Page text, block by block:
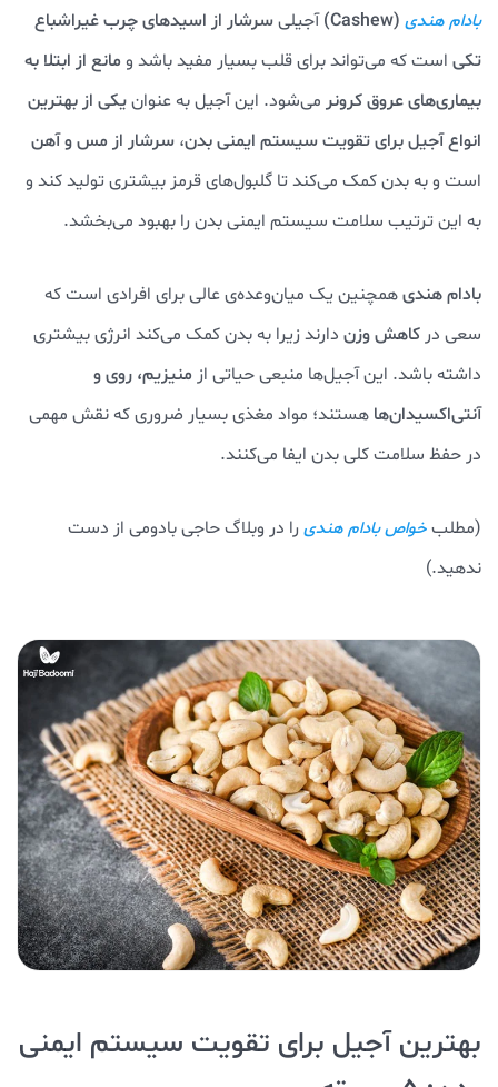
بادام هندی (Cashew) آجیلیسرشار از اسیدهای چرب غیراشباع
تکی است که می‌تواند برای قلب بسیار مفید باشد ومانع از ابتلا به
بیماری‌های عروق کرونر می‌شود. این آجیل به عنوانیکی از بهترین
انواع آجیل برای تقویت سیستم ایمنی بدن، سرشار از مس و آهن
است و به بدن کمک می‌کند تا گلبول‌های قرمز بیشتری تولید کند و
به این ترتیب سلامت سیستم ایمنی بدن را بهبود می‌بخشد.
بادام هندیهمچنین یک میان‌وعده‌ی عالی برای افرادی است که
سعی در کاهش وزن دارند زیرا به بدن کمک می‌کند انرژی بیشتری
داشته باشد. این آجیل‌ها منبعی حیاتی از منیزیم، روی و
آنتی‌اکسیدان‌ها هستند؛ مواد مغذی بسیار ضروری که نقش مهمی
در حفظ سلامت کلی بدن ایفا می‌کنند.
(مطلبخواص بادام هندی را در وبلاگ حاجی بادومی از دست
ندهید.)
بهترین آجیل برای تقویت سیستم ایمنی